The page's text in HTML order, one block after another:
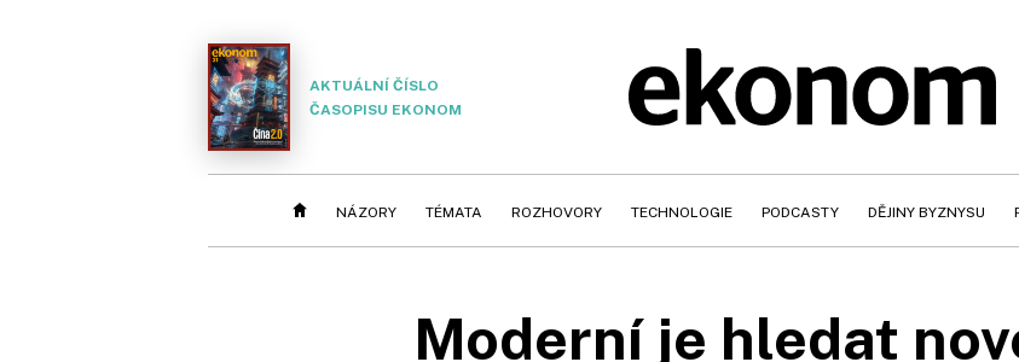
AKTUÁLNÍ ČÍSLO
ČASOPISU EKONOM
NÁZORY TÉMATA ROZHOVORY TECHNOLOGIE PODCASTY DĚJINY BYZNYSU
Moderní je hledat